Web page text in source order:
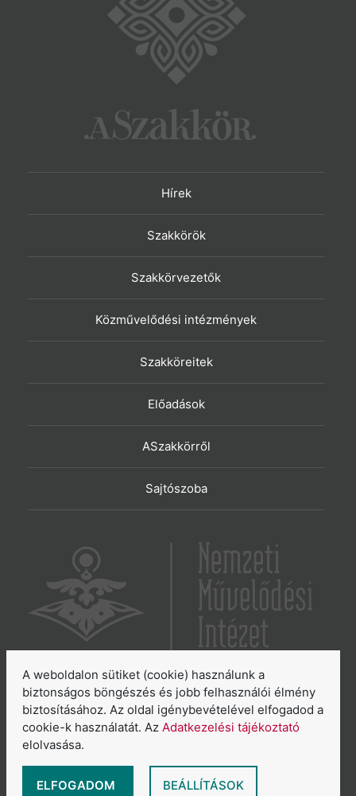
Hírek
Szakkörök
Szakkörvezetők
Közművelődési intézmények
Szakköreitek
Előadások
ASzakkörről
Sajtószoba
6065 Lakitelek, Szentkirályi út 2.
E-mail:aszakkor@nmi.hu
E-mail: titkarsag@nmi.hu
Adatkezelési tájékoztató
A weboldalon sütiket (cookie) használunk a
biztonságos böngészés és jobb felhasználói élmény
biztosításához. Az oldal igénybevételével elfogadod a
cookie-k használatát. Az Adatkezelési tájékoztató
elolvasása.
ELFOGADOM BEÁLLÍTÁSOK